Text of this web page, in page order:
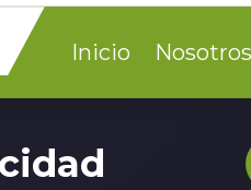
Inicio Nosotros